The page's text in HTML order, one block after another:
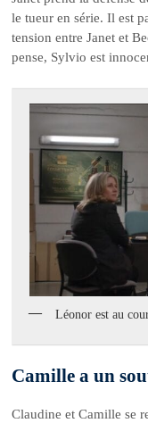
le tueur en série. Il est
tension entre Janet et
pense, Sylvio est
Léonor est au
Camille a un
Claudine et Camille se